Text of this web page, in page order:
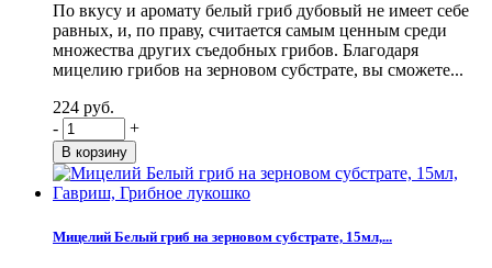
По вкусу и аромату белый гриб дубовый не имеет себе
равных, и, по праву, считается самым ценным среди
множества других съедобных грибов. Благодаря
мицелию грибов на зерновом субстрате, вы сможете...
224 руб.
-
+
Мицелий Белый гриб на зерновом субстрате, 15мл,...